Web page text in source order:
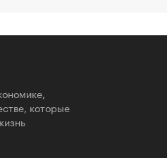
которые